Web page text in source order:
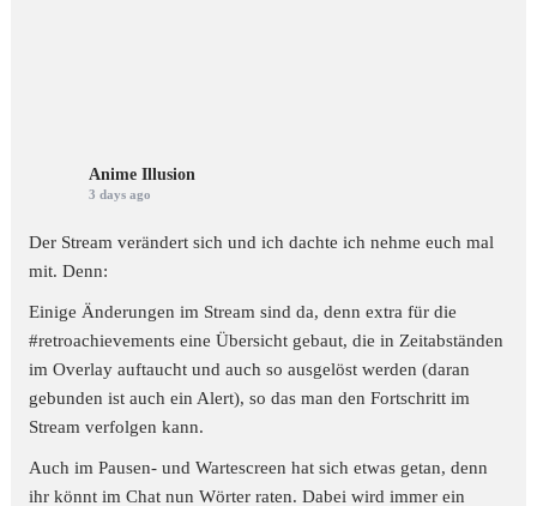
Anime Illusion
3 days ago
Der Stream verändert sich und ich dachte ich nehme euch mal
mit. Denn:
Einige Änderungen im Stream sind da, denn extra für die
#retroachievements eine Übersicht gebaut, die in Zeitabständen
im Overlay auftaucht und auch so ausgelöst werden (daran
gebunden ist auch ein Alert), so das man den Fortschritt im
Stream verfolgen kann.
Auch im Pausen- und Wartescreen hat sich etwas getan, denn
ihr könnt im Chat nun Wörter raten. Dabei wird immer ein